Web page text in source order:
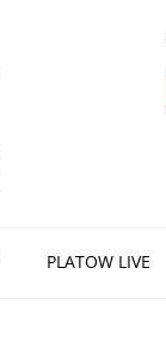
PLATOW LIVE